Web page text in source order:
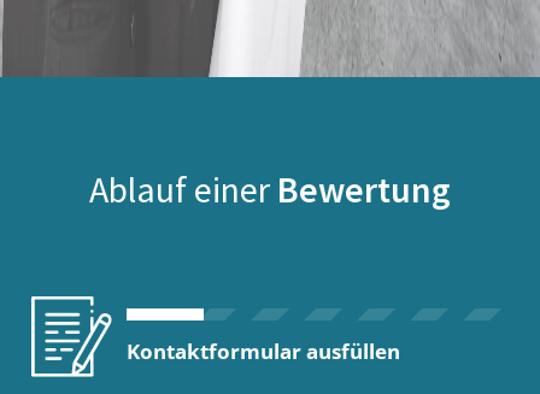
Ablauf einer Bewertung
Kontaktformular ausfüllen